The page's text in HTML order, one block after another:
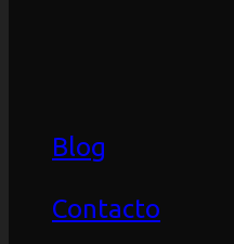
Blog
Contacto